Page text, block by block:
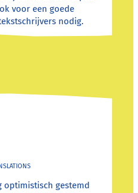
voor een goede
nodig.
optimistisch gestemd